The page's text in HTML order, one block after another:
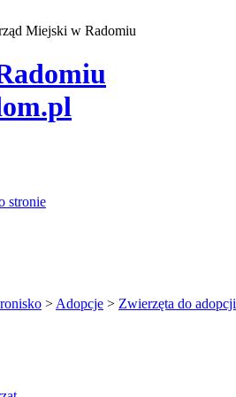
Miejski w Radomiu
stronie
> Adopcje > Zwierzęta do adopcji